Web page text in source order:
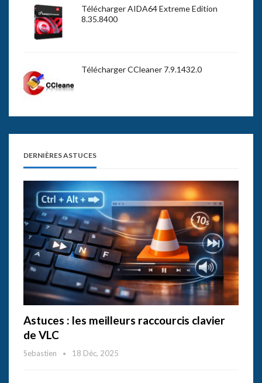
Télécharger AIDA64 Extreme Edition
8.35.8400
Télécharger CCleaner 7.9.1432.0
DERNIÈRES ASTUCES
Astuces : les meilleurs raccourcis clavier
de VLC
Sebastien 18 Déc, 2025